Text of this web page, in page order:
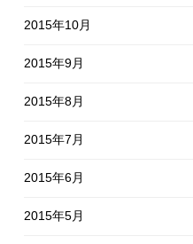
2015年10月
2015年9月
2015年8月
2015年7月
2015年6月
2015年5月